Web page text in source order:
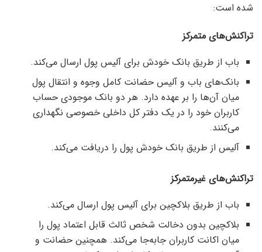
شده است:
تراکنش‌های متمرکز
باب از طریق بانک خودش برای آلیس پول ارسال می‌کند.
بانک‌های باب و آلیس حضانت کامل وجوه و انتقال پول
میان آن‌ها را بر عهده دارد. هر دو بانک موجودی حساب
کاربران خود را در یک دفتر کل داخلی خصوصی نگهداری
می‌کنند.
آلیس از طریق بانک خودش پول را دریافت می‌کند.
تراکنش‌های غیرمتمرکز
باب از طریق بلاکچین برای آلیس پول ارسال می‌کند.
بلاکچین بدون دخالت شخص ثالث قابل اعتماد پول را
میان اکانت کاربران جابه‌جا می‌کند. همچنین حضانت و